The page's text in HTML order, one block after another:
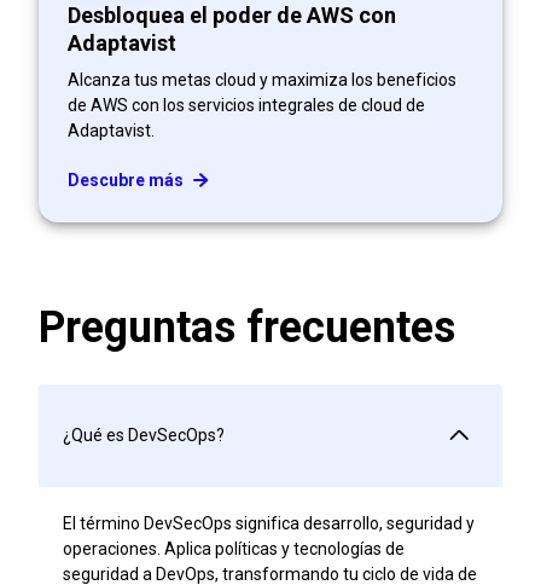
Desbloquea el poder de AWS con
Adaptavist
Alcanza tus metas cloud y maximiza los beneficios
de AWS con los servicios integrales de cloud de
Adaptavist.
Descubre más
Preguntas frecuentes
¿Qué es DevSecOps?
El término DevSecOps significa desarrollo, seguridad y
operaciones. Aplica políticas y tecnologías de
seguridad a DevOps, transformando tu ciclo de vida de